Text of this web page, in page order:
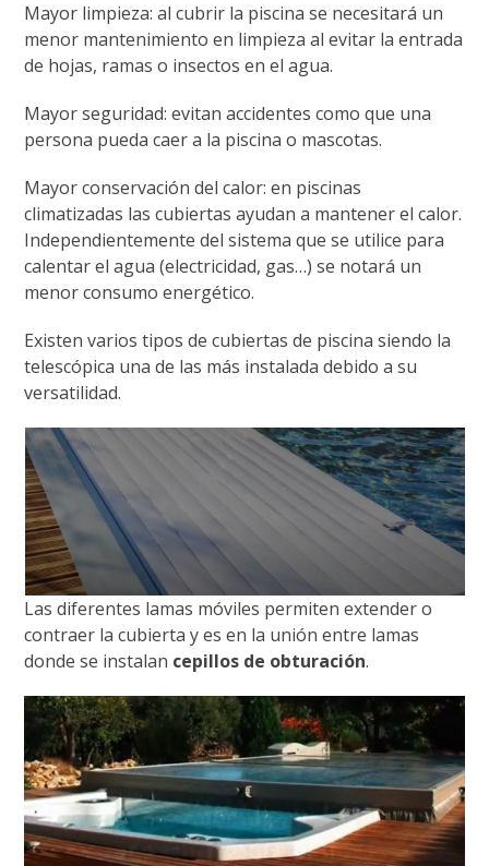
Mayor limpieza: al cubrir la piscina se necesitará un
menor mantenimiento en limpieza al evitar la entrada
de hojas, ramas o insectos en el agua.
Mayor seguridad: evitan accidentes como que una
persona pueda caer a la piscina o mascotas.
Mayor conservación del calor: en piscinas
climatizadas las cubiertas ayudan a mantener el calor.
Independientemente del sistema que se utilice para
calentar el agua (electricidad, gas…) se notará un
menor consumo energético.
Existen varios tipos de cubiertas de piscina siendo la
telescópica una de las más instalada debido a su
versatilidad.
Las diferentes lamas móviles permiten extender o
contraer la cubierta y es en la unión entre lamas
donde se instalan cepillos de obturación.